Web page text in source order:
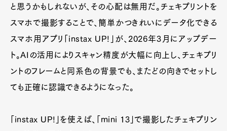
と思うかもしれないが、その心配は無用だ。チェキプリントを
スマホで撮影することで、簡単かつきれいにデータ化できる
スマホ用アプリ「instax UP!」が、2026年3月にアップデー
ト。AIの活用によりスキャン精度が大幅に向上し、チェキプリ
ントのフレームと同系色の背景でも、またどの向きでセットし
ても正確に認識できるようになった。
「instax UP!」を使えば、「mini 13」で撮影したチェキプリン